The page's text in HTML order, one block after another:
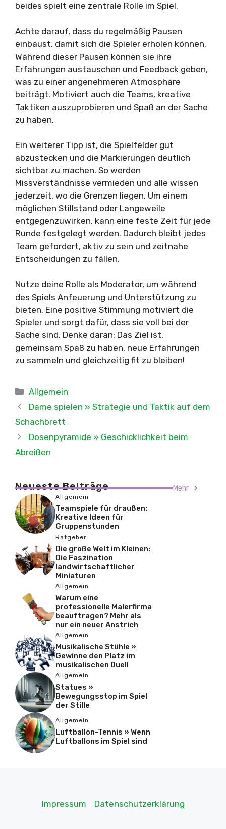
beides spielt eine zentrale Rolle im Spiel.
Achte darauf, dass du regelmäßig Pausen
einbaust, damit sich die Spieler erholen können.
Während dieser Pausen können sie ihre
Erfahrungen austauschen und Feedback geben,
was zu einer angenehmeren Atmosphäre
beiträgt. Motiviert auch die Teams, kreative
Taktiken auszuprobieren und Spaß an der Sache
zu haben.
Ein weiterer Tipp ist, die Spielfelder gut
abzustecken und die Markierungen deutlich
sichtbar zu machen. So werden
Missverständnisse vermieden und alle wissen
jederzeit, wo die Grenzen liegen. Um einem
möglichen Stillstand oder Langeweile
entgegenzuwirken, kann eine feste Zeit für jede
Runde festgelegt werden. Dadurch bleibt jedes
Team gefordert, aktiv zu sein und zeitnahe
Entscheidungen zu fällen.
Nutze deine Rolle als Moderator, um während
des Spiels Anfeuerung und Unterstützung zu
bieten. Eine positive Stimmung motiviert die
Spieler und sorgt dafür, dass sie voll bei der
Sache sind. Denke daran: Das Ziel ist,
gemeinsam Spaß zu haben, neue Erfahrungen
zu sammeln und gleichzeitig fit zu bleiben!
Kategorien
Allgemein
Dame spielen » Strategie und Taktik auf dem
Schachbrett
Dosenpyramide » Geschicklichkeit beim
Abreißen
Neueste Beiträge Mehr
Allgemein
Teamspiele für draußen:
Kreative Ideen für
Gruppenstunden
Ratgeber
Die große Welt im Kleinen:
Die Faszination
landwirtschaftlicher
Miniaturen
Allgemein
Warum eine
professionelle Malerfirma
beauftragen? Mehr als
nur ein neuer Anstrich
Allgemein
Musikalische Stühle »
Gewinne den Platz im
musikalischen Duell
Allgemein
Statues »
Bewegungsstop im Spiel
der Stille
Allgemein
Luftballon-Tennis » Wenn
Luftballons im Spiel sind
Impressum Datenschutzerklärung